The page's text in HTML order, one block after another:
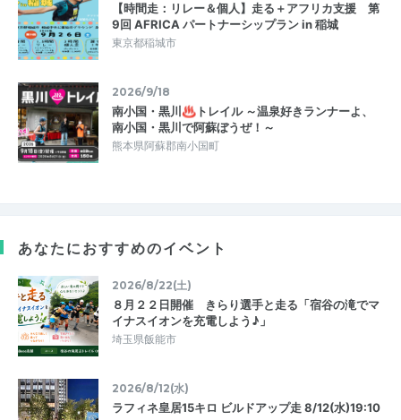
【時間走：リレー＆個人】走る＋アフリカ支援 第
9回 AFRICA パートナーシップラン in 稲城
東京都稲城市
2026/9/18
南小国・黒川♨トレイル ～温泉好きランナーよ、
南小国・黒川で阿蘇ぼうぜ！～
熊本県阿蘇郡南小国町
あなたにおすすめのイベント
2026/8/22(土)
８月２２日開催 きらり選手と走る「宿谷の滝でマ
イナスイオンを充電しよう♪」
埼玉県飯能市
2026/8/12(水)
ラフィネ皇居15キロ ビルドアップ走 8/12(水)19:10